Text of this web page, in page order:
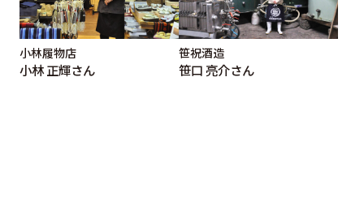
小林履物店
小林 正輝さん
笹祝酒造
笹口 亮介さん